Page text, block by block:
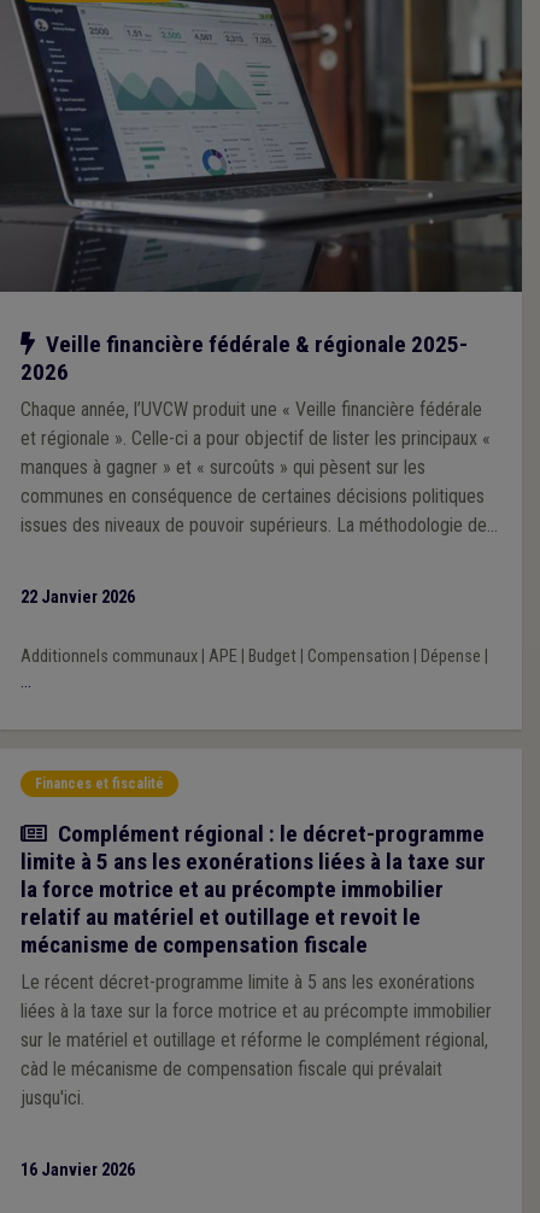
Notre action
Veille financière fédérale & régionale 2025-
2026
Chaque année, l’UVCW produit une « Veille financière fédérale
et régionale ». Celle-ci a pour objectif de lister les principaux «
manques à gagner » et « surcoûts » qui pèsent sur les
communes en conséquence de certaines décisions politiques
issues des niveaux de pouvoir supérieurs. La méthodologie de
22 Janvier 2026
Additionnels communaux| APE Budget| Compensation Dépense
...
Finances et fiscalité
Actualité
Complément régional : le décret-programme
limite à 5 ans les exonérations liées à la taxe sur
la force motrice et au précompte immobilier
relatif au matériel et outillage et revoit le
mécanisme de compensation fiscale
Le récent décret-programme limite à 5 ans les exonérations
liées à la taxe sur la force motrice et au précompte immobilier
sur le matériel et outillage et réforme le complément régional,
càd le mécanisme de compensation fiscale qui prévalait
jusqu'ici.
16 Janvier 2026